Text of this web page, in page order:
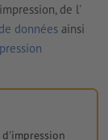
de l'
données ainsi